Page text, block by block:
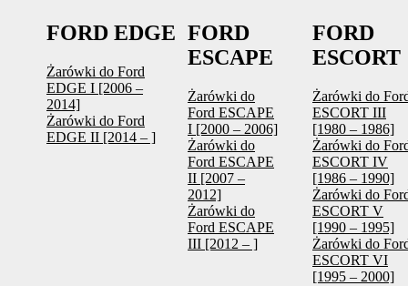
FORD EDGE
Żarówki do Ford
EDGE I [2006 –
2014]
Żarówki do Ford
EDGE II [2014 – ]
FORD
ESCAPE
Żarówki do
Ford ESCAPE
I [2000 – 2006]
Żarówki do
Ford ESCAPE
II [2007 –
2012]
Żarówki do
Ford ESCAPE
III [2012 – ]
FORD
ESCORT
Żarówki do
ESCORT III
[1980 – 1986]
Żarówki do
ESCORT IV
[1986 – 1990]
Żarówki do
ESCORT V
[1990 – 1995]
Żarówki do
ESCORT VI
[1995 – 2000]